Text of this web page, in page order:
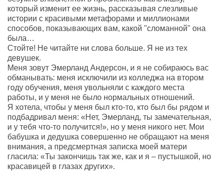
который изменит ее жизнь, рассказывая слезливые
истории с красивыми метафорами и миллионами
способов, показывающих вам, какой "сломанной" она
была…
Стойте! Не читайте ни слова больше. Я не из тех
девушек.
Меня зовут Эмерланд Андерсон, и я не собираюсь вас
обманывать: меня исключили из колледжа на втором
году обучения, меня увольняли с каждого места
работы, и у меня не было нормальных отношений.
Я хотела, чтобы у меня был кто-то, кто был бы рядом и
подбадривал меня: «Нет, Эмерланд, ты замечательная,
и у тебя что-то получится!», но у меня никого нет. Мои
бабушка и дедушка совершенно не обращают на меня
внимания, а предсмертная записка моей матери
гласила: «Ты закончишь так же, как и я – пустышкой, но
красавицей в глазах других».